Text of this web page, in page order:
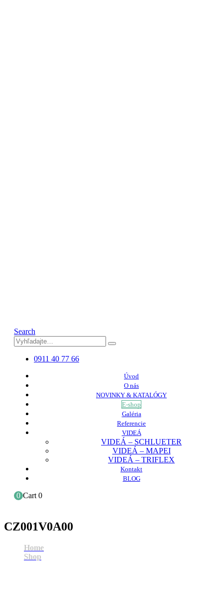
Search
0911 40 77 66
Úvod
O nás
NOVINKY & KATALÓGY
E-shop
Galéria
Referencie
VIDEÁ
VIDEÁ – SCHLUETER
VIDEÁ – MAPEI
VIDEÁ – TRIFLEX
Kontakt
BLOG
0 Cart 0
CZ001V0A00
Home
Shop